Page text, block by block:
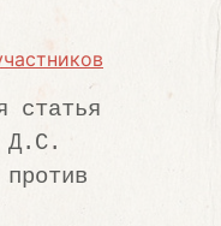
статья
Д.С.